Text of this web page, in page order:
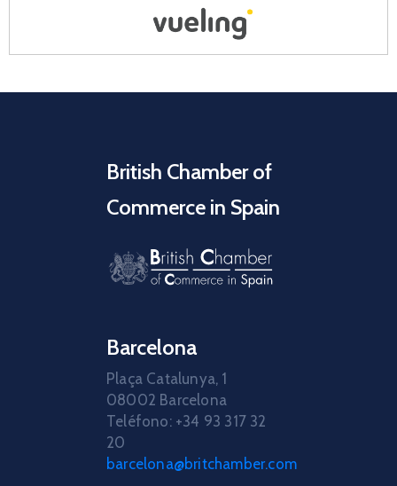
British Chamber of
Commerce in Spain
Barcelona
Plaça Catalunya, 1
08002 Barcelona
Teléfono: +34 93 317 32
20
barcelona@britchamber.com